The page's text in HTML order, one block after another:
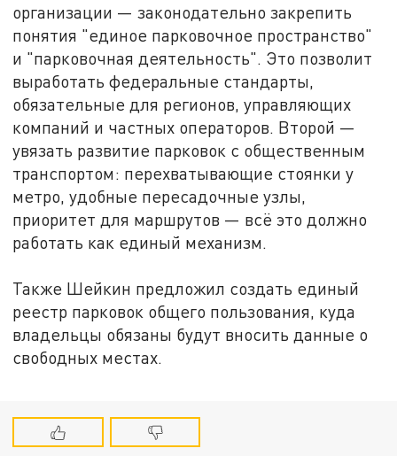
организации — законодательно закрепить
понятия "единое парковочное пространство"
и "парковочная деятельность". Это позволит
выработать федеральные стандарты,
обязательные для регионов, управляющих
компаний и частных операторов. Второй —
увязать развитие парковок с общественным
транспортом: перехватывающие стоянки у
метро, удобные пересадочные узлы,
приоритет для маршрутов — всё это должно
работать как единый механизм.
Также Шейкин предложил создать единый
реестр парковок общего пользования, куда
владельцы обязаны будут вносить данные о
свободных местах.